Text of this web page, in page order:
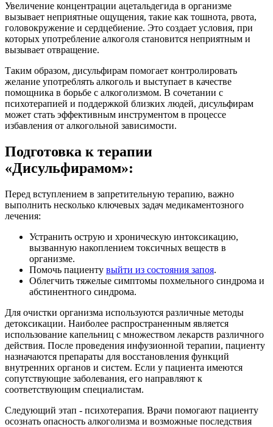
Увеличение концентрации ацетальдегида в организме
вызывает неприятные ощущения, такие как тошнота, рвота,
головокружение и сердцебиение. Это создает условия, при
которых употребление алкоголя становится неприятным и
вызывает отвращение.
Таким образом, дисульфирам помогает контролировать
желание употреблять алкоголь и выступает в качестве
помощника в борьбе с алкоголизмом. В сочетании с
психотерапией и поддержкой близких людей, дисульфирам
может стать эффективным инструментом в процессе
избавления от алкогольной зависимости.
Подготовка к терапии
«Дисульфирамом»:
Перед вступлением в запретительную терапию, важно
выполнить несколько ключевых задач медикаментозного
лечения:
Устранить острую и хроническую интоксикацию,
вызванную накоплением токсичных веществ в
организме.
Помочь пациенту выйти из состояния запоя.
Облегчить тяжелые симптомы похмельного синдрома и
абстинентного синдрома.
Для очистки организма используются различные методы
детоксикации. Наиболее распространенным является
использование капельниц с множеством лекарств различного
действия. После проведения инфузионной терапии, пациенту
назначаются препараты для восстановления функций
внутренних органов и систем. Если у пациента имеются
сопутствующие заболевания, его направляют к
соответствующим специалистам.
Следующий этап - психотерапия. Врачи помогают пациенту
осознать опасность алкоголизма и возможные последствия